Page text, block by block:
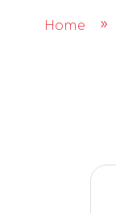
Home 9